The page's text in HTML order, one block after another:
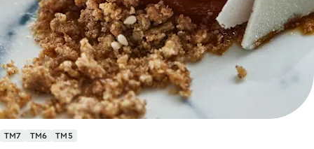
TM7 TM6 TM5